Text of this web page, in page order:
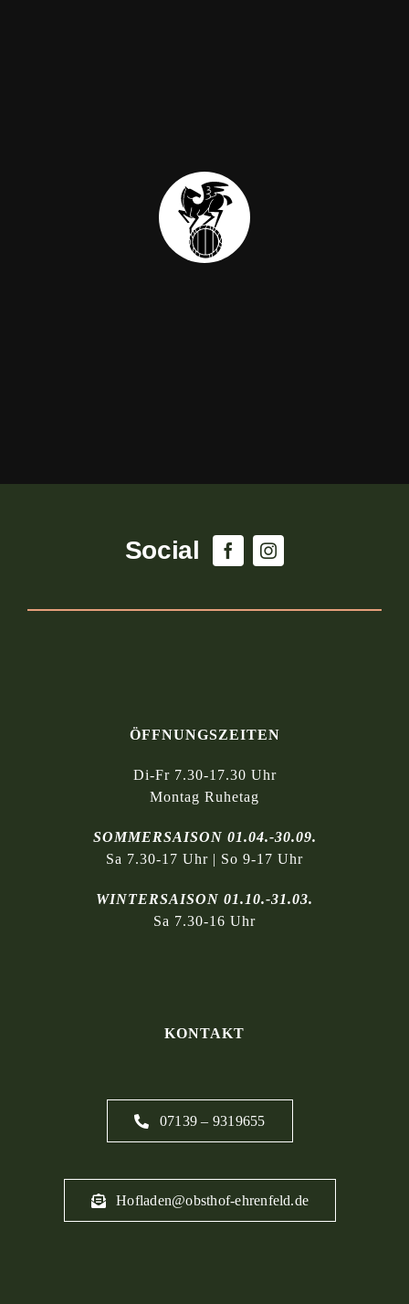
Social
ÖFFNUNGSZEITEN
Di-Fr 7.30-17.30 Uhr
Montag Ruhetag
SOMMERSAISON 01.04.-30.09.
Sa 7.30-17 Uhr | So 9-17 Uhr
WINTERSAISON 01.10.-31.03.
Sa 7.30-16 Uhr
KONTAKT
07139 – 9319655
Hofladen@obsthof-ehrenfeld.de